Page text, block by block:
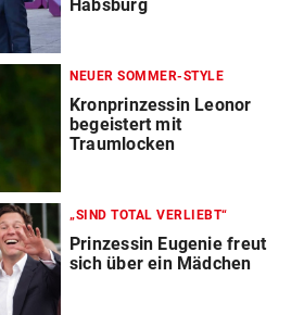
Habsburg
NEUER SOMMER-STYLE
Kronprinzessin Leonor
begeistert mit
Traumlocken
„SIND TOTAL VERLIEBT“
Prinzessin Eugenie freut
sich über ein Mädchen